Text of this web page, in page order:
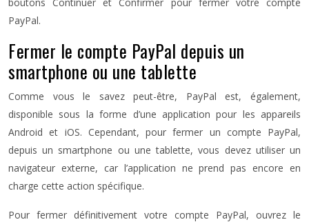
PayPal.
Fermer le compte PayPal depuis un
smartphone ou une tablette
Comme vous le savez peut-être, PayPal est, également,
disponible sous la forme d’une application pour les appareils
Android et iOS. Cependant, pour fermer un compte PayPal,
depuis un smartphone ou une tablette, vous devez utiliser un
navigateur externe, car l’application ne prend pas encore en
charge cette action spécifique.
Pour fermer définitivement votre compte PayPal, ouvrez le